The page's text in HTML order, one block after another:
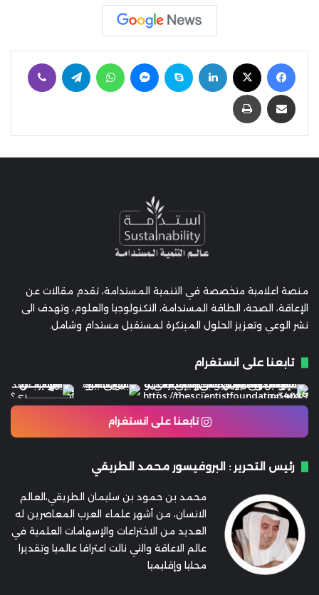
فيسبوك لينكدإن سكايب ماسنجر واتساب تيلقرام
مشاركة عبر البريد طباعة
منصة اعلامية متخصصة في التنمية المستدامة، تقدم مقالات عن
الإعاقة، الصحة، الطاقة المستدامة، التكنولوجيا والعلوم، وتهدف الى
نشر الوعي وتعزيز الحلول المبتكرة لمستقبل مستدام وشامل.
تابعنا على انستغرام
تابعنا على انستغرام
رئيس التحرير : البروفيسور محمد الطريقي
محمد بن حمود بن سليمان الطريقي،العالم
الانسان، من أشهر علماء العرب المعاصرين له
العديد من الاختراعات والإسهامات العلمية في
عالم الاعاقة والتي نالت اعترافا عالميا وتقديرا
محليا وإقليميا